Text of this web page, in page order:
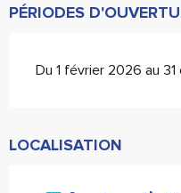
PÉRIODES
Du 1 février 2026 au
LOCALISATION